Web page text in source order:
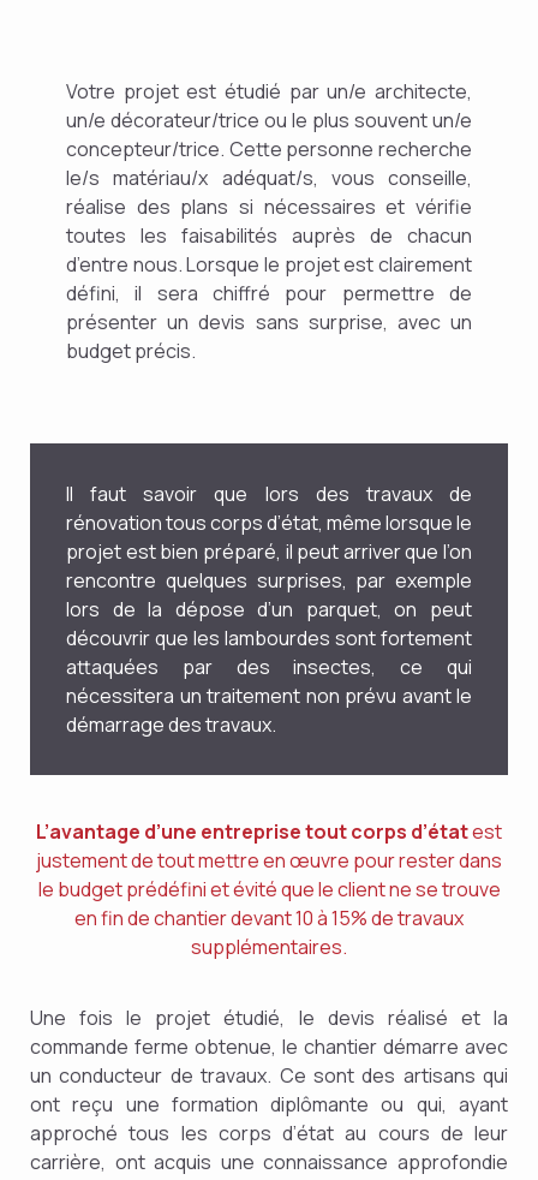
Votre projet est étudié par un/e architecte,
un/e décorateur/trice ou le plus souvent un/e
concepteur/trice. Cette personne recherche
le/s matériau/x adéquat/s, vous conseille,
réalise des plans si nécessaires et vérifie
toutes les faisabilités auprès de chacun
d’entre nous. Lorsque le projet est clairement
défini, il sera chiffré pour permettre de
présenter un devis sans surprise, avec un
budget précis.
Il faut savoir que lors des travaux de
rénovation tous corps d’état, même lorsque le
projet est bien préparé, il peut arriver que l’on
rencontre quelques surprises, par exemple
lors de la dépose d’un parquet, on peut
découvrir que les lambourdes sont fortement
attaquées par des insectes, ce qui
nécessitera un traitement non prévu avant le
démarrage des travaux.
L’avantage d’une entreprise tout corps d’étatest
justement de tout mettre en œuvre pour rester dans
le budget prédéfini et évité que le client ne se trouve
en fin de chantier devant 10 à 15% de travaux
supplémentaires.
Une fois le projet étudié, le devis réalisé et la
commande ferme obtenue, le chantier démarre avec
un conducteur de travaux. Ce sont des artisans qui
ont reçu une formation diplômante ou qui, ayant
approché tous les corps d’état au cours de leur
carrière, ont acquis une connaissance approfondie